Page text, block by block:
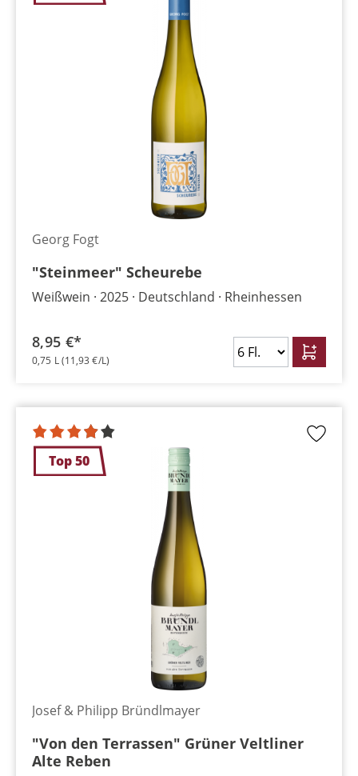
Georg Fogt
"Steinmeer" Scheurebe
Weißwein 2025 Deutschland Rheinhessen
8,95 €*
0,75 L(11,93 €/L)
Top 50
Josef & Philipp Bründlmayer
"Von den Terrassen" Grüner Veltliner
Alte Reben